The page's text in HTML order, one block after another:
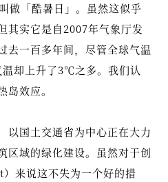
做「酷暑日」。虽然这似乎
其实它是自2007年气象厅发
去一百多年间，尽管全球气温
却上升了3℃之多。我们认
效应。
以国土交通省为中心正在大力
区域的绿化建设。虽然对于创
来说这不失为一个好的措